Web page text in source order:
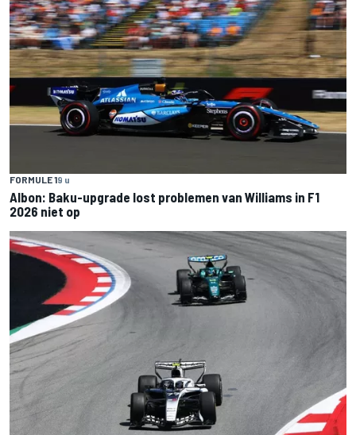
FORMULE 19 u
Albon: Baku-upgrade lost problemen van Williams in F1
2026 niet op